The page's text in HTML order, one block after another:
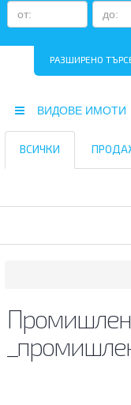
РАЗШИРЕНО
ВИДОВЕ
ВСИЧКИ